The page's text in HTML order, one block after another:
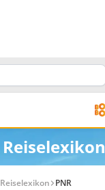
Reiselexikon
Reiselexikon PNR